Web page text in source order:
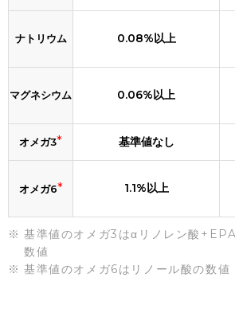
ナトリウム 0.08%以上
マグネシウム 0.06%以上
オメガ3* 基準値なし
オメガ6* 1.1%以上
基準値のオメガ3はαリノレン酸
数値
基準値のオメガ6はリノール酸の数値